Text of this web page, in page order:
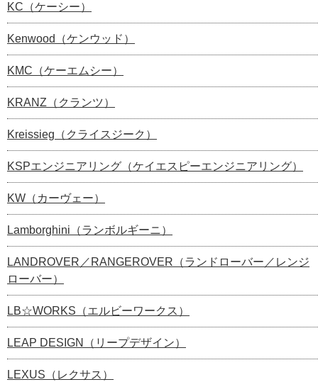
KC（ケーシー）
Kenwood（ケンウッド）
KMC（ケーエムシー）
KRANZ（クランツ）
Kreissieg（クライスジーク）
KSPエンジニアリング（ケイエスピーエンジニアリング）
KW（カーヴェー）
Lamborghini（ランボルギーニ）
LANDROVER／RANGEROVER（ランドローバー／レンジ
ローバー）
LB☆WORKS（エルビーワークス）
LEAP DESIGN（リープデザイン）
LEXUS（レクサス）